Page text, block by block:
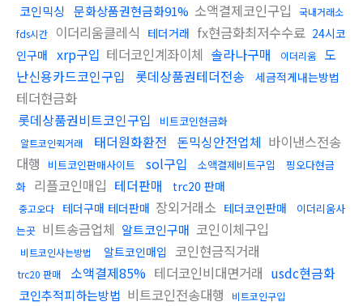
코인믹싱 문화상품권현금화91% 소액결제코인구입
국내거래소
fds시간
이더리움클레식 테더거래 fx현금화최저수수료 24시코
인구매 xrp구입 테더코인계좌이체 솔라나구매 이더리움
도
난신용카드코인구입
롯데상품권테더전송 세금적게내는방법
테더현금화
롯데상품권비트코인구입
비트코인현금화
알트코인퀵거래 태더원화환전 돈믹싱안전업체 바이낸스전송
대행
비트코인판매사이트 sol구입 소액결제비트구입
핑오다현금
화 리플코인매입 테더판매 trc20 판매
중고오다 테더구매 테더판매 장외거래소 테더코인판매
이더리움사
는곳 비트송금업체 알트코인구매 코인이체구입
비트코인사는방법 알트코인매입 코인현금직거래
trc20 판매 소액결제85% 테더코인비대면거래 usdc현금화
코인추적피하는방법 비트코인전송대행 비트코인구입